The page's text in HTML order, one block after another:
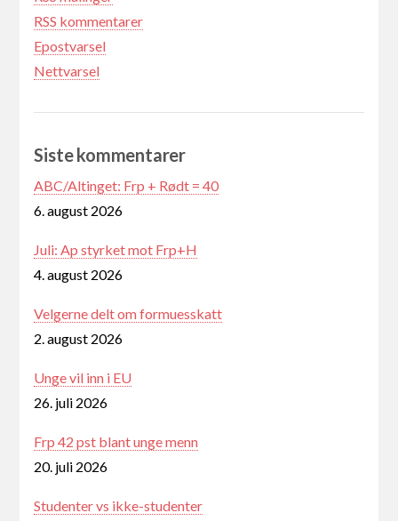
RSS kommentarer
Epostvarsel
Nettvarsel
Siste kommentarer
ABC/Altinget: Frp + Rødt = 40
6. august 2026
Juli: Ap styrket mot Frp+H
4. august 2026
Velgerne delt om formuesskatt
2. august 2026
Unge vil inn i EU
26. juli 2026
Frp 42 pst blant unge menn
20. juli 2026
Studenter vs ikke-studenter